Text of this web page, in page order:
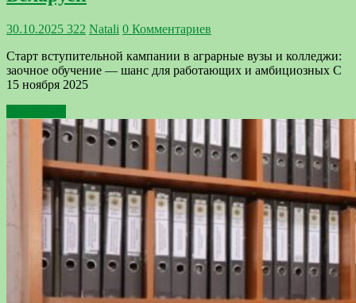
30.10.2025 322 Natali 0 Комментариев
Старт вступительной кампании в аграрные вузы и колледжи:
заочное обучение — шанс для работающих и амбициозных С
15 ноября 2025